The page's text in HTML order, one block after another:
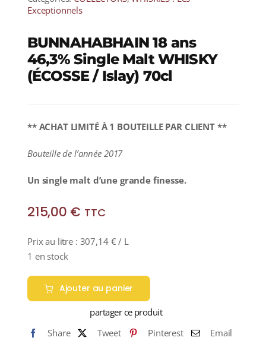
Exceptionnels
BUNNAHABHAIN 18 ans
46,3% Single Malt WHISKY
(ÉCOSSE / Islay) 70cl
** ACHAT LIMITÉ À 1 BOUTEILLE PAR CLIENT **
Bouteille de l’année 2017
Un single malt d’une grande finesse.
215,00 € TTC
Prix au litre : 307,14 € / L
1 en stock
Ajouter au panier
partager ce produit
Share
Tweet Pinterest Email